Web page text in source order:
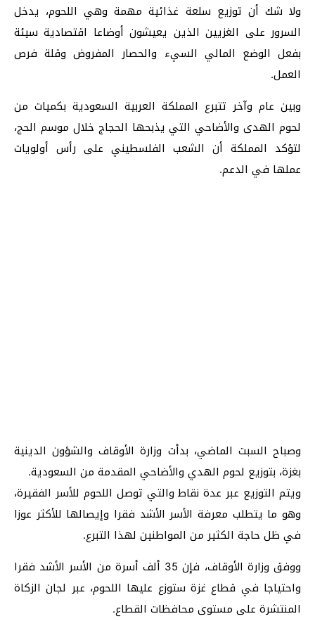
ولا شك أن توزيع سلعة غذائية مهمة وهي اللحوم، يدخل
السرور على الغزيين الذين يعيشون أوضاعا اقتصادية سيئة
بفعل الوضع المالي السيء والحصار المفروض وقلة فرص
العمل.
وبين عام وآخر تتبرع المملكة العربية السعودية بكميات من
لحوم الهدى والأضاحي التي يذبحها الحجاج خلال موسم الحج،
لتؤكد المملكة أن الشعب الفلسطيني على رأس أولويات
عملها في الدعم.
وصباح السبت الماضي، بدأت وزارة الأوقاف والشؤون الدينية
بغزة، بتوزيع لحوم الهدي والأضاحي المقدمة من السعودية.
ويتم التوزيع عبر عدة نقاط والتي توصل اللحوم للأسر الفقيرة،
وهو ما يتطلب معرفة الأسر الأشد فقرا وإيصالها للأكثر عوزا
في ظل حاجة الكثير من المواطنين لهذا التبرع.
ووفق وزارة الأوقاف، فإن 35 ألف أسرة من الأسر الأشد فقرا
واحتياجا في قطاع غزة ستوزع عليها اللحوم، عبر لجان الزكاة
المنتشرة على مستوى محافظات القطاع.